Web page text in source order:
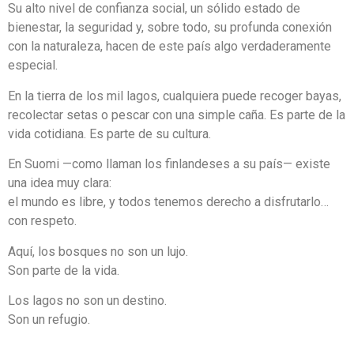
Su alto nivel de confianza social, un sólido estado de
bienestar, la seguridad y, sobre todo, su profunda conexión
con la naturaleza, hacen de este país algo verdaderamente
especial.
En la tierra de los mil lagos, cualquiera puede recoger bayas,
recolectar setas o pescar con una simple caña. Es parte de la
vida cotidiana. Es parte de su cultura.
En Suomi —como llaman los finlandeses a su país— existe
una idea muy clara:
el mundo es libre, y todos tenemos derecho a disfrutarlo…
con respeto.
Aquí, los bosques no son un lujo.
Son parte de la vida.
Los lagos no son un destino.
Son un refugio.